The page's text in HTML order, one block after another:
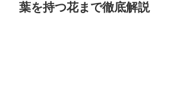
葉を持つ花まで徹底解説